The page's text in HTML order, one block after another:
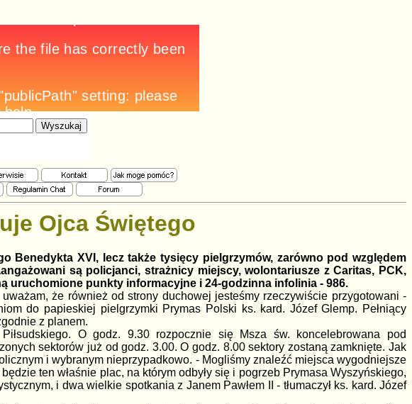
Ojca Świętego
Benedykta XVI, lecz także tysięcy pielgrzymów, zarówno pod względem
są policjanci, strażnicy miejscy, wolontariusze z Caritas, PCK,
uruchomione punkty informacyjne i 24-godzinna infolinia - 986.
że również od strony duchowej jesteśmy rzeczywiście przygotowani -
do papieskiej pielgrzymki Prymas Polski ks. kard. Józef Glemp. Pełniący
z planem.
O godz. 9.30 rozpocznie się Msza św. koncelebrowana pod
sektorów już od godz. 3.00. O godz. 8.00 sektory zostaną zamknięte. Jak
i wybranym nieprzypadkowo. - Mogliśmy znaleźć miejsca wygodniejsze
ten właśnie plac, na którym odbyły się i pogrzeb Prymasa Wyszyńskiego,
i dwa wielkie spotkania z Janem Pawłem II - tłumaczył ks. kard. Józef